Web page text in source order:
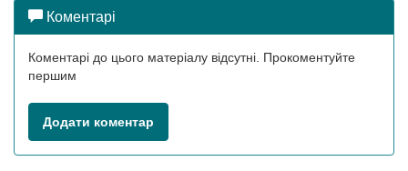
Коментарі
Коментарі до цього матеріалу відсутні. Прокоментуйте
першим
Додати коментар